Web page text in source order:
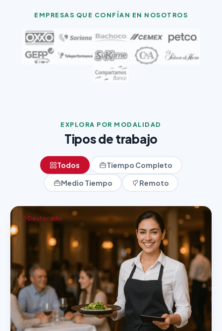
EMPRESAS QUE CONFÍAN EN NOSOTROS
EXPLORA POR MODALIDAD
Tipos de trabajo
Todos
Tiempo Completo
Medio Tiempo
Remoto
Destacado